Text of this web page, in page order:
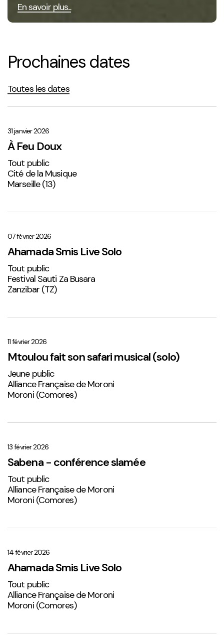
En savoir plus...
Prochaines dates
Toutes les dates
Doux
31 janvier 2026
À Feu Doux
Tout public
Cité de la Musique
Marseille (13)
Live
Solo
1
07 février 2026
Ahamada Smis Live Solo
Tout public
Festival Sauti Za Busara
Zanzibar (TZ)
son
safari
musical
(solo)
11 février 2026
Mtoulou fait son safari musical (solo)
Jeune public
Alliance Française de Moroni
Moroni (Comores)
conférence
slamée
13 février 2026
Sabena - conférence slamée
Tout public
Alliance Française de Moroni
Moroni (Comores)
Live
Solo
2
14 février 2026
Ahamada Smis Live Solo
Tout public
Alliance Française de Moroni
Moroni (Comores)